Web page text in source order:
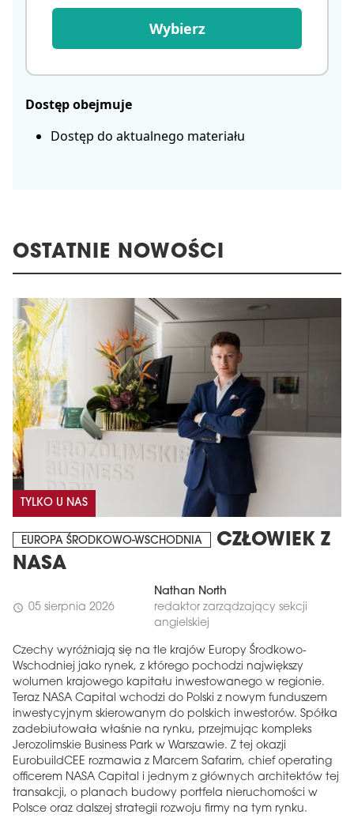
Wybierz
Dostęp obejmuje
Dostęp do aktualnego materiału
OSTATNIE NOWOŚCI
TYLKO U NAS
EUROPA ŚRODKOWO-WSCHODNIA
CZŁOWIEK Z
NASA
schedule 05 sierpnia 2026
Nathan North
redaktor zarządzający sekcji
angielskiej
Czechy wyróżniają się na tle krajów Europy Środkowo-
Wschodniej jako rynek, z którego pochodzi największy
wolumen krajowego kapitału inwestowanego w regionie.
Teraz NASA Capital wchodzi do Polski z nowym funduszem
inwestycyjnym skierowanym do polskich inwestorów. Spółka
zadebiutowała właśnie na rynku, przejmując kompleks
Jerozolimskie Business Park w Warszawie. Z tej okazji
EurobuildCEE rozmawia z Marcem Safarim, chief operating
officerem NASA Capital i jednym z głównych architektów tej
transakcji, o planach budowy portfela nieruchomości w
Polsce oraz dalszej strategii rozwoju firmy na tym rynku.